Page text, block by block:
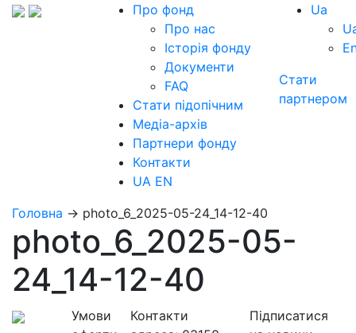
Про фонд
Про нас
Історія фонду
Документи
FAQ
Стати підопічним
Медіа-архів
Партнери фонду
Контакти
UA EN
Ua
Стати
партнером
Головна → photo_6_2025-05-24_14-12-40
photo_6_2025-05-
24_14-12-40
Умови
Контакти
Підписатися